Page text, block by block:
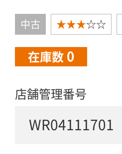
中古 ★★★☆☆
在庫数 0
店舗管理番号
WR04111701